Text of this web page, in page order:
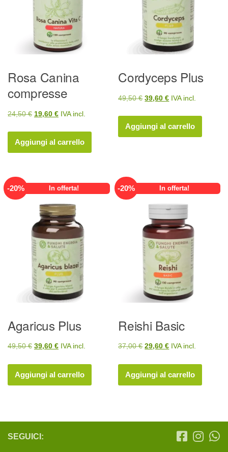
Rosa Canina
compresse
24,50€ Il
originale
era:
19,60 €Il
attuale
è:
IVA incl.
Aggiungi al carrello
Cordyceps Plus
49,50€ Il
originale
era:
39,60€Il
attuale
è:
IVA incl.
Aggiungi al carrello
-20% In offerta!
Agaricus Plus
49,50€ Il
originale
era:
39,60 €Il
attuale
è:
IVA incl.
Aggiungi al carrello
-20% In offerta!
Reishi Basic
37,00€ Il
originale
era:
29,60€Il
attuale
è:
IVA incl.
Aggiungi al carrello
SEGUICI: